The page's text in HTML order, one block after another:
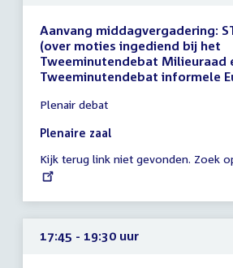
Aanvang middagvergadering:
(over moties ingediend bij het
Tweeminutendebat Milieuraad
Tweeminutendebat informele
vergadering
13:31
13:35
uur
Plenair debat
Plenaire zaal
Kijk terug link niet gevonden. Zoek
17:45 - 19:30 uur